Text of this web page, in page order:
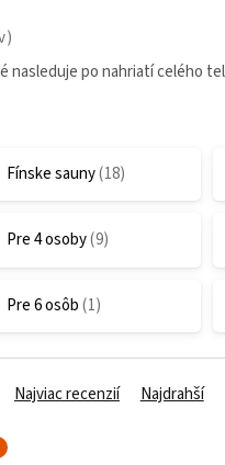
po nahriatí celého
Fínske sauny
Pre 4 osoby
Pre 6 osôb
Najviac recenzií Najdrahší